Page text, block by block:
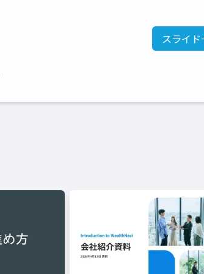
スライド